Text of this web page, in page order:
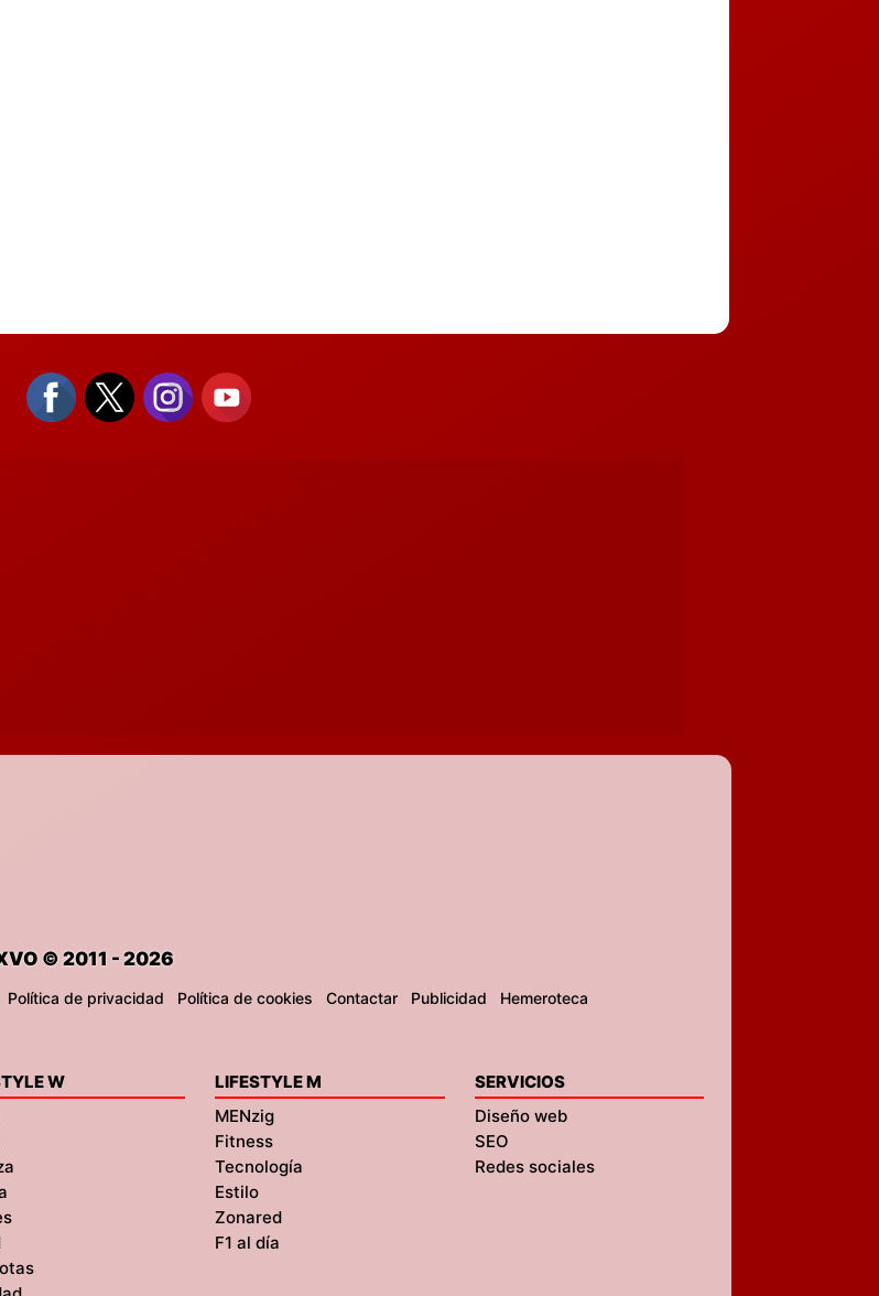
© 2011 - 2026
Política de privacidad Política de cookies Contactar Publicidad Hemeroteca
W
LIFESTYLE M
MENzig
Fitness
Tecnología
Estilo
Zonared
F1 al día
SERVICIOS
Diseño web
SEO
Redes sociales